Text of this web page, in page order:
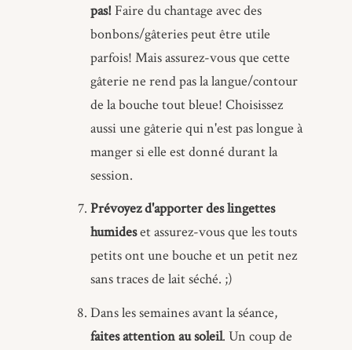
pas!Faire du chantage avec des
bonbons/gâteries peut être utile
parfois! Mais assurez-vous que cette
gâterie ne rend pas la langue/contour
de la bouche tout bleue! Choisissez
aussi une gâterie qui n'est pas longue à
manger si elle est donné durant la
session.
Prévoyez d'apporter des lingettes
humideset assurez-vous que les touts
petits ont une bouche et un petit nez
sans traces de lait séché. ;)
Dans les semaines avant la séance,
faites attention au soleil. Un coup de